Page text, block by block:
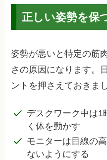
正しい姿勢を保
姿勢が悪いと特定の筋
さの原因になります。
ントを押さえておきま
デスクワーク中は1
く体を動かす
モニターは目線の
ないようにする